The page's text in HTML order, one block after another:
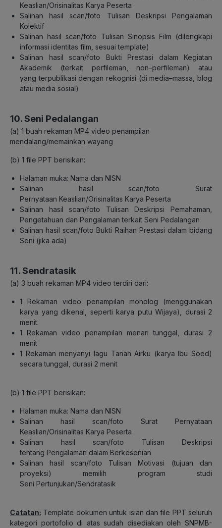
Keaslian/Orisinalitas Karya Peserta
Salinan hasil scan/foto Tulisan Deskripsi Pengalaman
Kolektif
Salinan hasil scan/foto Tulisan Sinopsis Film (dilengkapi
informasi identitas film, sesuaitemplate)
Salinan hasil scan/foto Bukti Prestasi dalam Kegiatan
Akademik (terkait perfileman, non–perfileman) atau
yangterpublikasi dengan rekognisi (di media–massa, blog
atau media sosial)
10. Seni Pedalangan
(a) 1 buah rekaman MP4 video penampilan
mendalang/memainkan wayang
(b) 1 file PPT berisikan:
Halaman muka: Nama dan NISN
Salinan hasil scan/foto Surat
Pernyataan Keaslian/Orisinalitas Karya Peserta
Salinan hasil scan/foto Tulisan Deskripsi Pemahaman,
Pengetahuan dan Pengalamanterkait Seni Pedalangan
Salinan hasil scan/foto Bukti Raihan Prestasi dalam bidang
Seni (jika ada)
11. Sendratasik
(a) 3 buah rekaman MP4 video terdiri dari:
1 Rekaman video penampilan monolog (menggunakan
karya yang dikenal, seperti karya putu Wijaya), durasi 2
menit.
1 Rekaman video penampilan menari tunggal, durasi 2
menit
1 Rekaman menyanyi lagu Tanah Airku (karya Ibu Soed)
secara tunggal , durasi 2 menit
(b) 1 file PPT berisikan:
Halaman muka: Nama dan NISN
Salinan hasil scan/foto Surat Pernyataan
Keaslian/Orisinalitas Karya Peserta
Salinan hasil scan/foto Tulisan Deskripsi
tentang Pengalaman dalam Berkesenian
Salinan hasil scan/foto Tulisan Motivasi (tujuan dan
proyeksi) memilih program studi
Seni Pertunjukan/Sendratasik
Catatan: Template dokumen untuk isian dan file PPT seluruh
kategori portofolio di atas sudah disediakan oleh SNPMB-